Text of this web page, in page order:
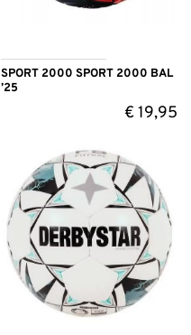
SPORT 2000 SPORT 2000 BAL
’25
€19,95